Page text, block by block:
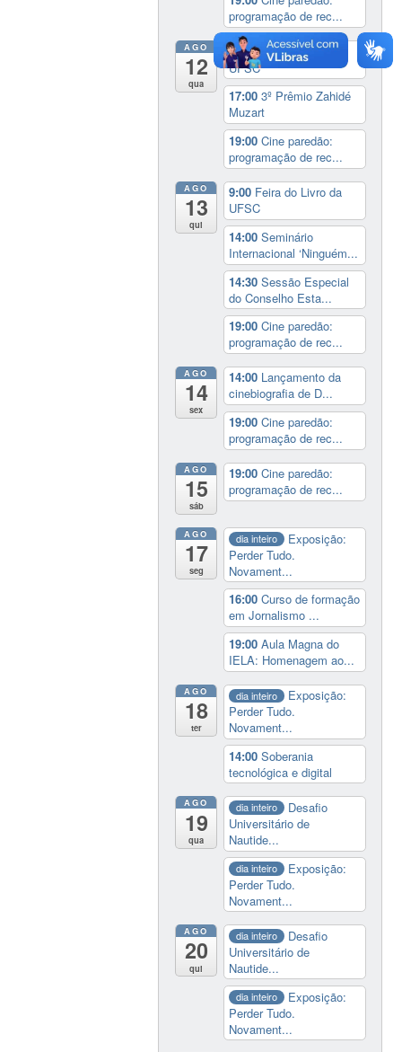
programação de rec...
AGO
12
qua
9:00Feira do Livro da
UFSC
17:003º Prêmio Zahidé
Muzart
19:00Cine paredão:
programação de rec...
AGO
13
qui
9:00 Feira do Livro da
UFSC
14:00Seminário
Internacional ‘Ninguém...
14:30Sessão Especial
do Conselho Esta...
19:00Cine paredão:
programação de rec...
AGO
14
sex
14:00 Lançamento da
cinebiografia de D...
19:00Cine paredão:
programação de rec...
AGO
15
sáb
19:00Cine paredão:
programação de rec...
AGO
17
seg
dia inteiro
Exposição:
Perder Tudo.
Novament...
16:00Curso de formação
em Jornalismo ...
19:00Aula Magna do
IELA: Homenagem ao...
AGO
18
ter
dia inteiro
Exposição:
Perder Tudo.
Novament...
14:00Soberania
tecnológica e digital
AGO
19
qua
dia inteiro
Desafio
Universitário de
Nautide...
dia inteiro
Exposição:
Perder Tudo.
Novament...
AGO
20
qui
dia inteiro
Desafio
Universitário de
Nautide...
dia inteiro
Exposição:
Perder Tudo.
Novament...